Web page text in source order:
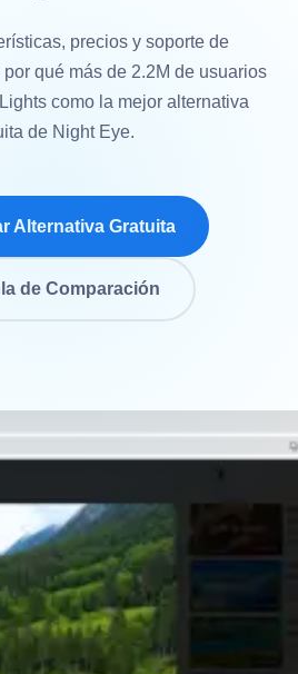
precios y soporte de
qué más de 2.2M de usuarios
como la mejor alternativa
de Night Eye.
Alternativa Gratuita
de Comparación